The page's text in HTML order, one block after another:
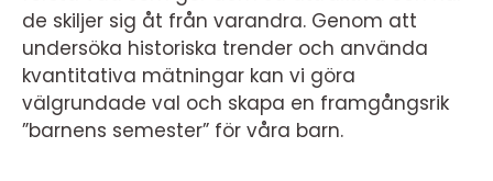
de skiljer sig åt från varandra. Genom att
undersöka historiska trender och använda
kvantitativa mätningar kan vi göra
välgrundade val och skapa en framgångsrik
”barnens semester” för våra barn.